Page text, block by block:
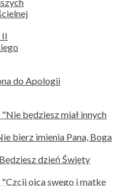
II
do Apologii
będziesz miał innych
bierz imienia Pana, Boga
dzień Święty
ojca swego i matkę